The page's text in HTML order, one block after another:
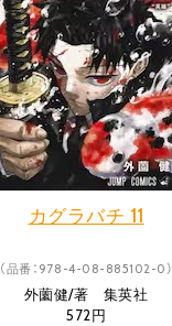
カグラバチ 11
（品番：978-4-08-885102-0）
外薗健/著 集英社
572円